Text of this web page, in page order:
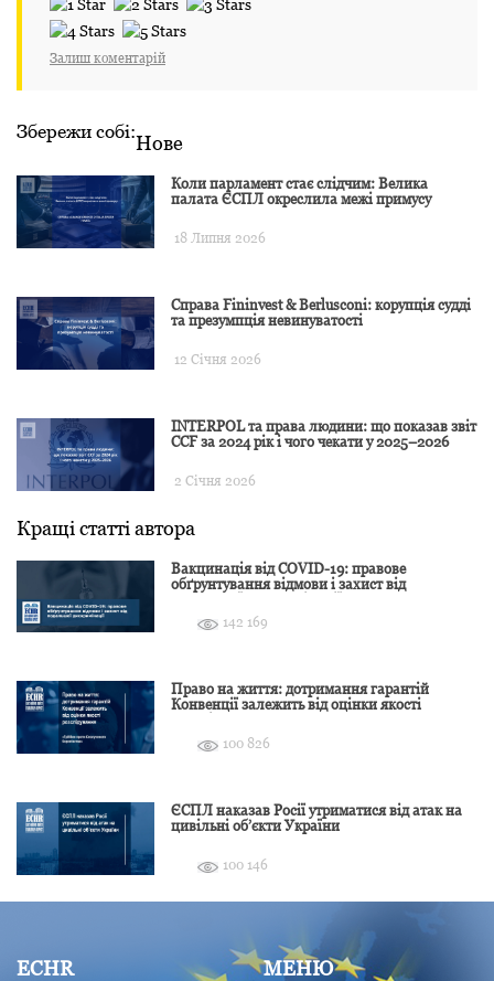
Залиш коментарій
Збережи собі:Нове
Коли парламент стає слідчим: Велика
палата ЄСПЛ окреслила межі примусу
18 Липня 2026
Справа Fininvest & Berlusconi: корупція судді
та презумпція невинуватості
12 Січня 2026
INTERPOL та права людини: що показав звіт
CCF за 2024 рік і чого чекати у 2025–2026
2 Січня 2026
Кращі статті автора
Вакцинація від COVID-19: правове
обґрунтування відмови і захист від
142 169
Право на життя: дотримання гарантій
Конвенції залежить від оцінки якості
100 826
ЄСПЛ наказав Росії утриматися від атак на
цивільні об’єкти України
100 146
ECHR МЕНЮ